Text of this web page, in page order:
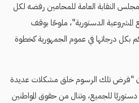
مجلس النقابة العامة للمحامين رفضه لكل
المشروعية الدستورية"، ملوحًا بوقف
بكل درجاتها في عموم الجمهورية كخطوة
"فرض تلك الرسوم خلق مشكلات عديدة
للجميع، وتنال من حقوق المواطنين